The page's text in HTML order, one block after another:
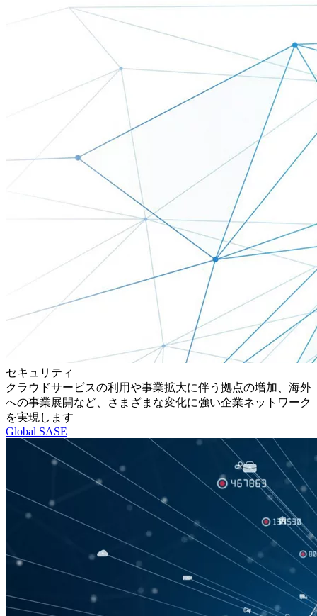
セキュリティ
クラウドサービスの利用や事業拡大に伴う拠点の増加、海外
への事業展開など、さまざまな変化に強い企業ネットワーク
を実現します
Global SASE